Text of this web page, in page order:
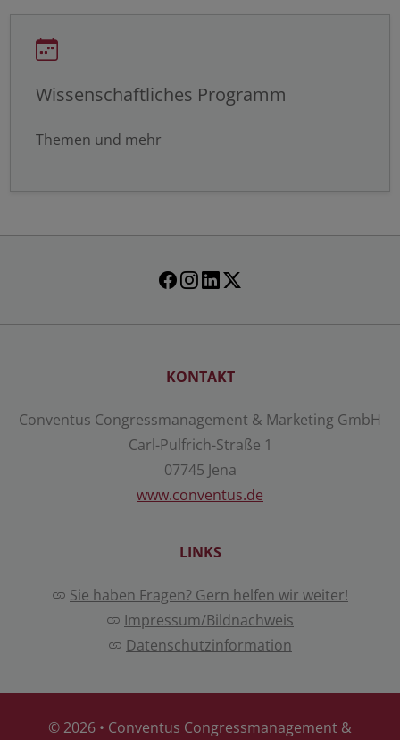
Wissenschaftliches Programm
Themen und mehr
KONTAKT
Conventus Congressmanagement & Marketing GmbH
Carl-Pulfrich-Straße 1
07745 Jena
www.conventus.de
LINKS
Sie haben Fragen? Gern helfen wir weiter!
Impressum/Bildnachweis
Datenschutzinformation
© 2026 • Conventus Congressmanagement &
Ablehnen